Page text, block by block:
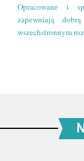
Opracowane i
zapewniają
wszechstronnym